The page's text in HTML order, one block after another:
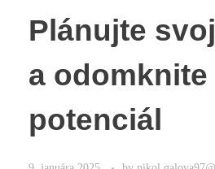
Plánujte
a
potenciál